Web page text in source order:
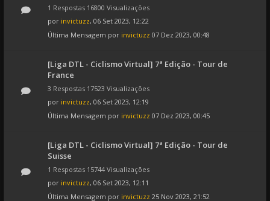
1 Respostas 16800 Visualizações
por invictuzz, 06 Set 2023, 12:22
Última Mensagem por invictuzz 07 Dez 2023, 00:48
[Liga DTL - Ciclismo Virtual] 7ª Edição - Tour de
France
3 Respostas 17523 Visualizações
por invictuzz, 06 Set 2023, 12:19
Última Mensagem por invictuzz 07 Dez 2023, 00:45
[Liga DTL - Ciclismo Virtual] 7ª Edição - Tour de
Suisse
1 Respostas 15744 Visualizações
por invictuzz, 06 Set 2023, 12:11
Última Mensagem por invictuzz 25 Nov 2023, 21:52